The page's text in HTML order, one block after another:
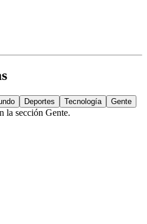
Deportes Tecnología Gente
la sección Gente.